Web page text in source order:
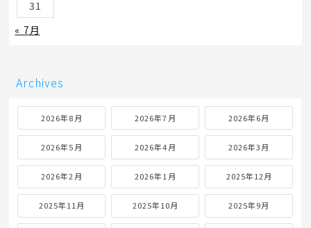
31
« 7月
Archives
2026年8月 2026年7月 2026年6月
2026年5月 2026年4月 2026年3月
2026年2月 2026年1月 2025年12月
2025年11月 2025年10月 2025年9月